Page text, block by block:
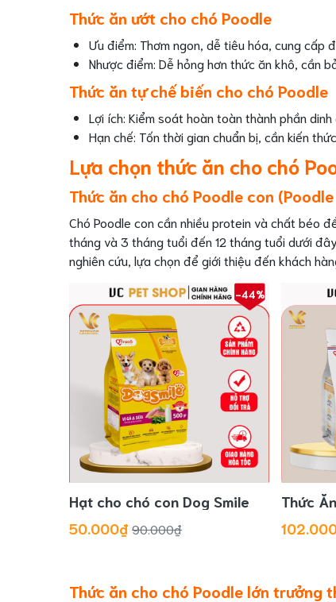
Thức ăn ướt cho chó Poodle
Ưu điểm: Thơm ngon, dễ tiêu hóa, cung cấp
Nhược điểm: Dễ hỏng hơn thức ăn khô, cần
Thức ăn tự chế biến cho chó Poodle
Lợi ích: Kiểm soát hoàn toàn thành phần
Hạn chế: Tốn thời gian chuẩn bị, cần kiến
Lựa chọn thức ăn cho chó
Thức ăn cho chó Poodle con
Chó Poodle con cần nhiều protein và chất béo
tháng và 3 tháng tuổi đến 12 tháng tuổi dưới
nghiên cứu, lựa chọn để giới thiệu đến khách
-44%
Hạt cho chó con Dog Smile
50.000₫ 90.000₫
Thức
Thức ăn cho chó Poodle lớn trưởng